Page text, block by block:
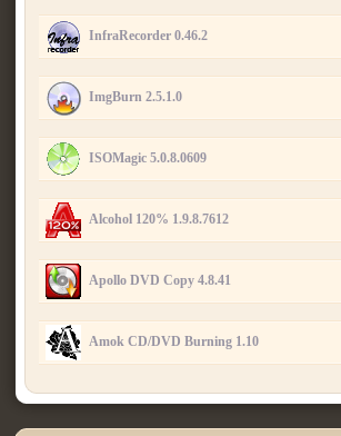
InfraRecorder 0.46.2
ImgBurn 2.5.1.0
ISOMagic 5.0.8.0609
Alcohol 120% 1.9.8.7612
Apollo DVD Copy 4.8.41
Amok CD/DVD Burning 1.10